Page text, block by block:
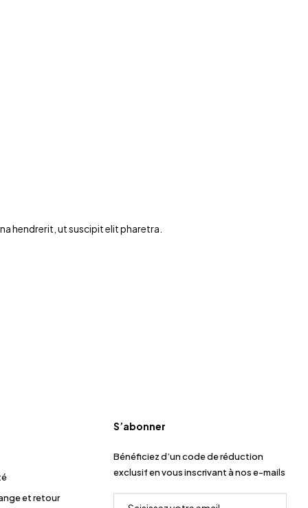
hendrerit, ut suscipit elit pharetra.
et retour
S’abonner
Bénéficiez d’un code de réduction
exclusif en vous inscrivant à nos e-mails